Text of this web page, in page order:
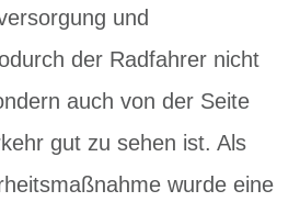
und
der Radfahrer nicht
auch von der Seite
gut zu sehen ist. Als
wurde eine